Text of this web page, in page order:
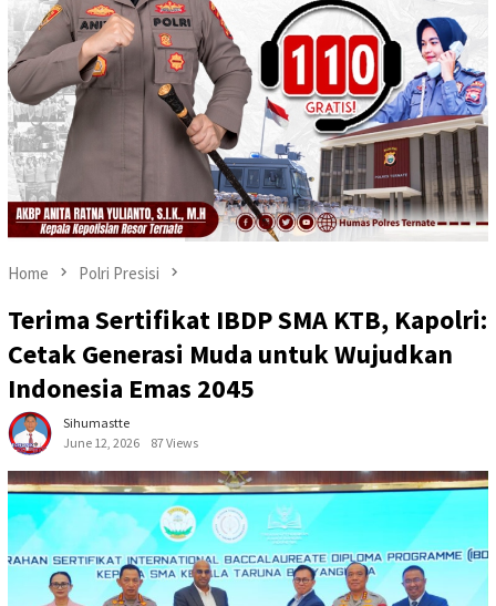
Home Polri Presisi
Terima Sertifikat IBDP SMA KTB, Kapolri:
Cetak Generasi Muda untuk Wujudkan
Indonesia Emas 2045
Sihumastte
June 12, 2026
87 Views